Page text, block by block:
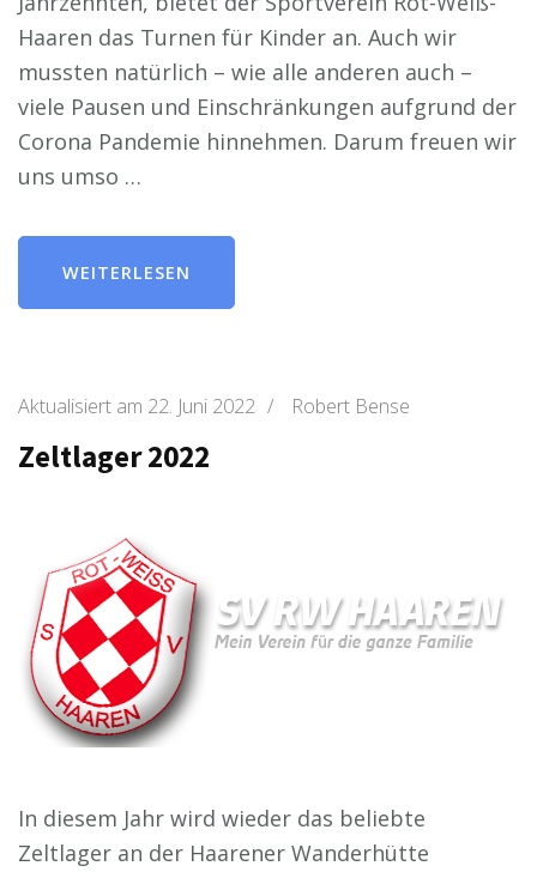
Haaren das Turnen für Kinder an. Auch wir
mussten natürlich – wie alle anderen auch –
viele Pausen und Einschränkungen aufgrund der
Corona Pandemie hinnehmen. Darum freuen wir
uns umso …
WEITERLESEN
Aktualisiert am 22. Juni 2022 / Robert Bense
Zeltlager 2022
In diesem Jahr wird wieder das beliebte
Zeltlager an der Haarener Wanderhütte